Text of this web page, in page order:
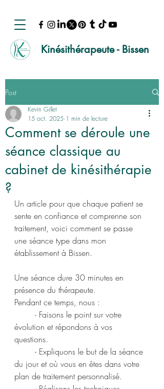
Kinésithérapeute - Bissen
Post
Comment se déroule une
séance classique au
cabinet de kinésithérapie
?
Kevin Gillet
15 oct. 2025 1 min de lecture
Un article pour que chaque patient se
sente en confiance et comprenne son
traitement, voici comment se passe
une séance type dans mon
établissement à Bissen.
Une séance dure 30 minutes en
présence du thérapeute.
Pendant ce temps, nous :
évolution et répondons à vos
questions.
du jour et où vous en êtes dans votre
plan de traitement personnalisé.